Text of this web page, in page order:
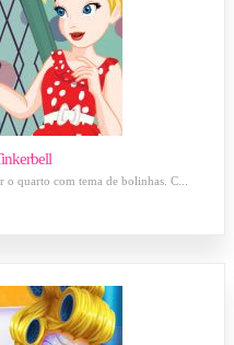
quarto com tema de bolinhas. C...